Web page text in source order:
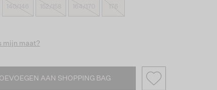
mijn maat?
AAN SHOPPING BAG